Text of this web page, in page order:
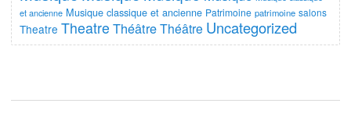
et ancienne Musique classique et ancienne Patrimoine patrimoine salons
Theatre Theatre ThéâtreThéâtre Uncategorized